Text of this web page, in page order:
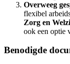
Overweeg
flexibel
Zorg en
ook een optie
Benodigde